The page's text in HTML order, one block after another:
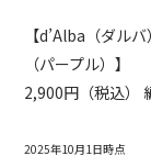
【d’Alba（ダル
（パープル）】
2,900円（税込）
2025年10月1日時点